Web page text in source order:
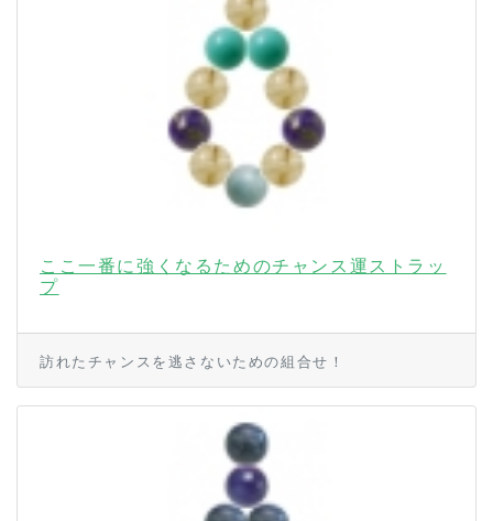
ここ一番に強くなるためのチャンス運ストラッ
プ
訪れたチャンスを逃さないための組合せ！